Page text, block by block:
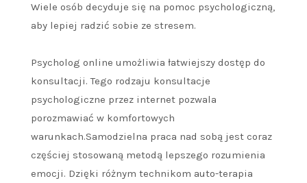
Wiele osób decyduje się na pomoc psychologiczną,
aby lepiej radzić sobie ze stresem.
Psycholog online umożliwia łatwiejszy dostęp do
konsultacji. Tego rodzaju konsultacje
psychologiczne przez internet pozwala
porozmawiać w komfortowych
warunkach.Samodzielna praca nad sobą jest coraz
częściej stosowaną metodą lepszego rozumienia
emocji. Dzięki różnym technikom auto-terapia